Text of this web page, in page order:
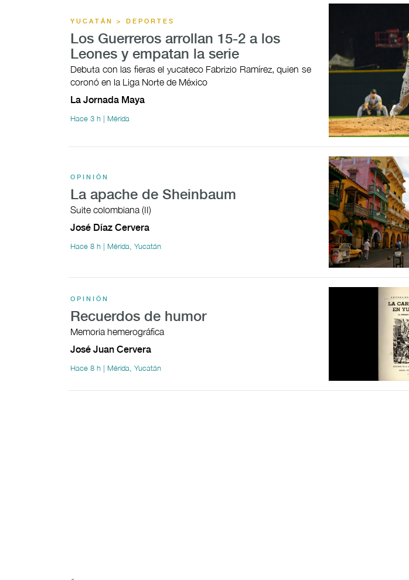
YUCATÁN > DEPORTES
Los Guerreros arrollan 15-2 a los
Leones y empatan la serie
Debuta con las fieras el yucateco Fabrizio Ramírez, quien se
coronó en la Liga Norte de México
La Jornada Maya
Hace 3 h | Mérida
OPINIÓN
La apache de Sheinbaum
Suite colombiana (II)
José Díaz Cervera
Hace 8 h | Mérida, Yucatán
OPINIÓN
Recuerdos de humor
Memoria hemerográfica
José Juan Cervera
Hace 8 h | Mérida, Yucatán